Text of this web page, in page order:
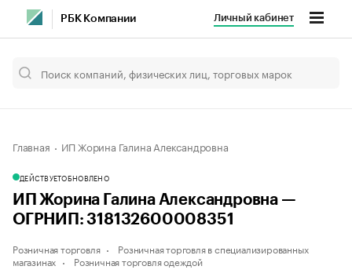
РБК Компании Личный кабинет
Главная ИП Жорина Галина Александровна
ДЕЙСТВУЕТОБНОВЛЕНО
ИП Жорина Галина Александровна —
ОГРНИП: 318132600008351
Розничная торговля
Розничная торговля в специализированных
магазинах
Розничная торговля одеждой